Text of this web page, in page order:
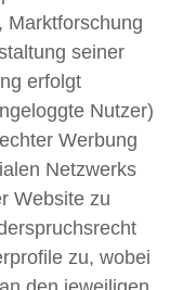
Marktforschung
seiner
erfolgt
Nutzer)
Werbung
Netzwerks
Website zu
zu, wobei